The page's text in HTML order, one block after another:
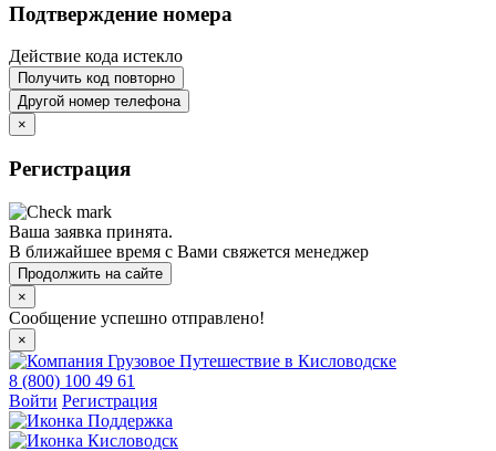
Подтверждение номера
Действие кода истекло
Получить код повторно
Другой номер телефона
×
Регистрация
Ваша заявка принята.
В ближайшее время с Вами свяжется менеджер
Продолжить на сайте
×
Сообщение успешно отправлено!
×
8 (800) 100 49 61
Войти Регистрация
Поддержка
Кисловодск